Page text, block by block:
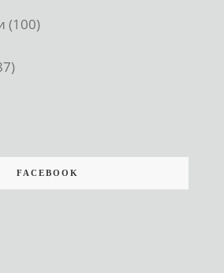
(100)
FACEBOOK